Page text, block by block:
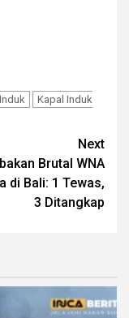
Kapal Induk
Next
Brutal WNA
di Bali: 1 Tewas,
3 Ditangkap